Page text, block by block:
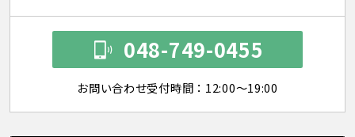
048-749-0455
お問い合わせ受付時間：12:00～19:00